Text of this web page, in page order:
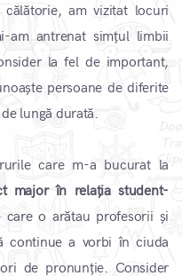
am vizitat locuri
am antrenat simțul limbii
la fel de important,
persoane de diferite
lungă durată.
care m-a bucurat la
major în relația student-
o arătau profesorii și
continue a vorbi în ciuda
de pronunție. Consider